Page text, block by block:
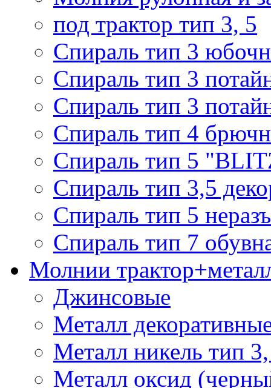
под трактор тип 3, 5
Спираль тип 3
Спираль тип 3
Спираль тип 3
Спираль тип 4
Спираль тип 5
Спираль тип 3,5
Спираль тип 5
Спираль тип 7
Молнии
Джинсовые
Металл
Металл никель тип
Металл оксид